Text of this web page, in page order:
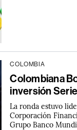
COLOMBIA
Colombiana
inversión
La ronda estuvo
Corporación
Grupo Banco